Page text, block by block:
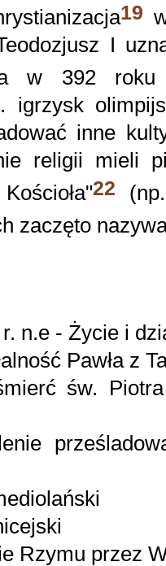
19
I
392 roku
igrzysk
inne
religii mieli
22
zaczęto
n.e - Życie i
Pawła z
św. Piotra
Rzymu przez